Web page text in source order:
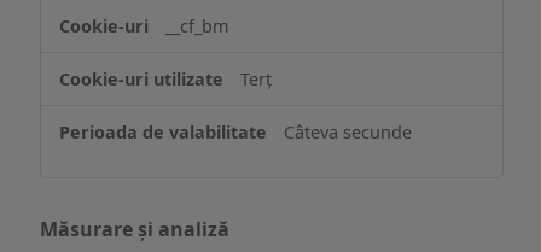
ului
__cf_bm
Terț
Câteva secunde
Măsurare și analiză